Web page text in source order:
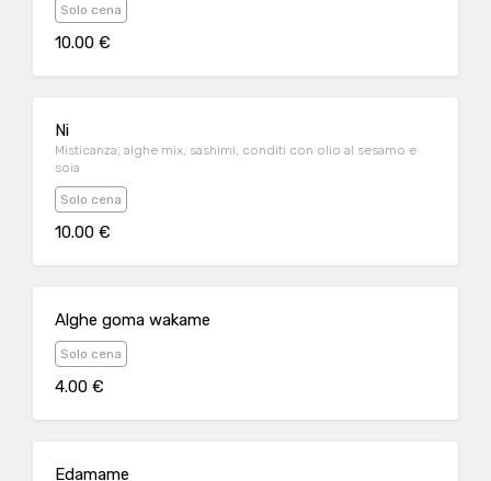
Solo cena
10.00 €
Ni
Misticanza, alghe mix, sashimi, conditi con olio al sesamo e
soia
Solo cena
10.00 €
Alghe goma wakame
Solo cena
4.00 €
Edamame